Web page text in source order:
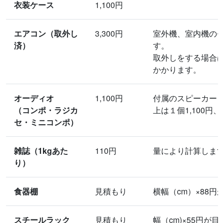
衣装ケース 1,100円
エアコン（取外し
済）
3,300円
室外機、室内機の
す。
取外しをする場合
かかります。
オーディオ
（コンポ・ラジカ
セ・ミニコンポ）
1,100円
付属のスピーカー
上は１個1,100円
雑誌（1kgあた
り）
110円 量により計算しま
食器棚 見積もり 横幅（cm）×88円
スチールラック 見積もり 幅（cm)×55円が目